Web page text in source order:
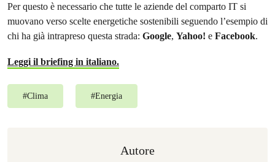
Per questo è necessario che tutte le aziende del comparto IT si
muovano verso scelte energetiche sostenibili seguendo l’esempio di
chi ha già intrapreso questa strada: Google, Yahoo! e Facebook.
Leggi il briefing in italiano.
#Clima #Energia
Autore